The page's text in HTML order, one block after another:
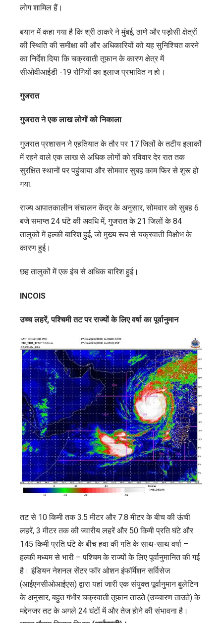
लोग शामिल हैं।
बयान में कहा गया है कि श्री ठाकरे ने मुंबई, ठाणे और पड़ोसी क्षेत्रों
की स्थिति की समीक्षा की और अधिकारियों को यह सुनिश्चित करने
का निर्देश दिया कि चक्रवाती तूफान के कारण क्षेत्र में
सीओवीआईडी ​​​​-19 रोगियों का इलाज प्रभावित न हो।
गुजरात
गुजरात ने एक लाख लोगों को निकाला
गुजरात प्रशासन ने एहतियात के तौर पर 17 जिलों के तटीय इलाकों
में रहने वाले एक लाख से अधिक लोगों को रविवार देर रात तक
सुरक्षित स्थानों पर पहुंचाया और सोमवार सुबह काम फिर से शुरू हो
गया.
राज्य आपातकालीन संचालन केंद्र के अनुसार, सोमवार को सुबह 6
बजे समाप्त 24 घंटे की अवधि में, गुजरात के 21 जिलों के 84
तालुकों में हल्की बारिश हुई, जो मुख्य रूप से चक्रवाती विक्षोभ के
कारण हुई।
छह तालुकों में एक इंच से अधिक बारिश हुई।
INCOIS
उच्च लहरें, पश्चिमी तट पर राज्यों के लिए वर्षा का पूर्वानुमान
तट से 10 किमी तक 3.5 मीटर और 7.8 मीटर के बीच की ऊंची
लहरें, 3 मीटर तक की ज्वारीय लहरें और 50 किमी प्रति घंटे और
145 किमी प्रति घंटे के बीच हवा की गति के साथ-साथ वर्षा –
हल्की मध्यम से भारी – पश्चिम के राज्यों के लिए पूर्वानुमानित की गई
है। इंडियन नेशनल सेंटर फॉर ओशन इंफॉर्मेशन सर्विसेज
(आईएनसीओआईएस) द्वारा यहां जारी एक संयुक्त पूर्वानुमान बुलेटिन
के अनुसार, बहुत गंभीर चक्रवाती तूफान ताउते (उच्चारण ताउते) के
मद्देनजर तट के अगले 24 घंटों में और तेज होने की संभावना है।